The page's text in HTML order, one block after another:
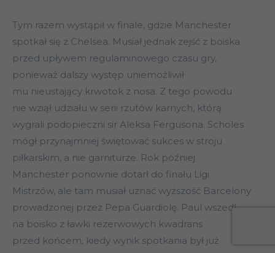
Tym razem wystąpił w finale, gdzie Manchester
spotkał się z Chelsea. Musiał jednak zejść z boiska
przed upływem regulaminowego czasu gry,
ponieważ dalszy występ uniemożliwił
mu nieustający krwotok z nosa. Z tego powodu
nie wziął udziału w serii rzutów karnych, którą
wygrali podopieczni sir Aleksa Fergusona. Scholes
mógł przynajmniej świętować sukces w stroju
piłkarskim, a nie garniturze. Rok później
Manchester ponownie dotarł do finału Ligi
Mistrzów, ale tam musiał uznać wyższość Barcelony
prowadzonej przez Pepa Guardiolę. Paul wszedł
na boisko z ławki rezerwowych kwadrans
przed końcem, kiedy wynik spotkania był już